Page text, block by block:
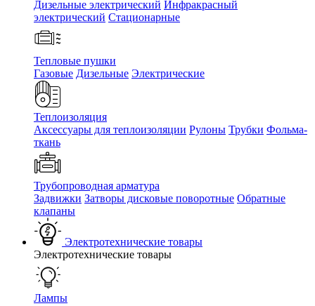
Дизельные электрический Инфракрасный
электрический Стационарные
Тепловые пушки
Газовые Дизельные Электрические
Теплоизоляция
Аксессуары для теплоизоляции Рулоны Трубки Фольма-
ткань
Трубопроводная арматура
Задвижки Затворы дисковые поворотные Обратные
клапаны
Электротехнические товары
Электротехнические товары
Лампы